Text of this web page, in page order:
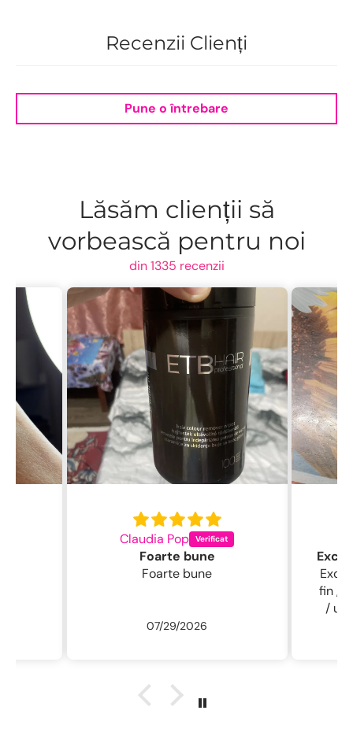
Recenzii Clienți
Pune o întrebare
Lăsăm clienții să
vorbească pentru noi
din 1335 recenzii
Claudia Pop
Foarte bune
Foarte bune
07/29/2026
Excelentă
fin ,
/